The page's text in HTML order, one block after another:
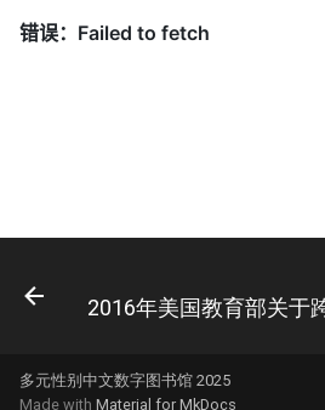
多元性别中文数字图书馆 2025
Made with Material for MkDocs